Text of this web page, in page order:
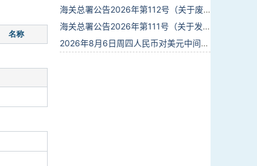
名称
海关总署公告2026年第112号（关于废止部分卫生检疫类规范性文件的公告）
海关总署公告2026年第111号（关于发布《进出境动植物检疫处理监督管理工作规定》《进出境卫生处理监督管理工作规定》的公告）
2026年8月6日周四人民币对美元中间价报6.7895调贬6个基点